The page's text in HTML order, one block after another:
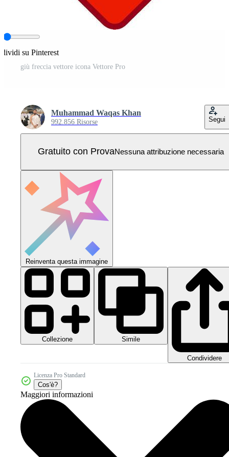
su Pinterest
giù freccia vettore icona Vettore Pro
Muhammad Waqas Khan
992.856 Risorse Segui
Gratuito con ProvaNessuna attribuzione necessaria
Reinventa questa immagine
Collezione Simile
Condividere
Licenza Pro Standard
Cos'è?
Maggiori informazioni